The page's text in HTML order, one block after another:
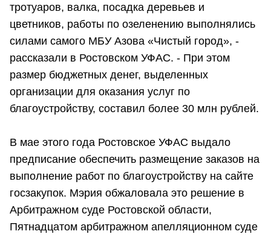
тротуаров, валка, посадка деревьев и
цветников, работы по озеленению выполнялись
силами самого МБУ Азова «Чистый город», -
рассказали в Ростовском УФАС. - При этом
размер бюджетных денег, выделенных
организации для оказания услуг по
благоустройству, составил более 30 млн рублей.
В мае этого года Ростовское УФАС выдало
предписание обеспечить размещение заказов на
выполнение работ по благоустройству на сайте
госзакупок. Мэрия обжаловала это решение в
Арбитражном суде Ростовской области,
Пятнадцатом арбитражном апелляционном суде